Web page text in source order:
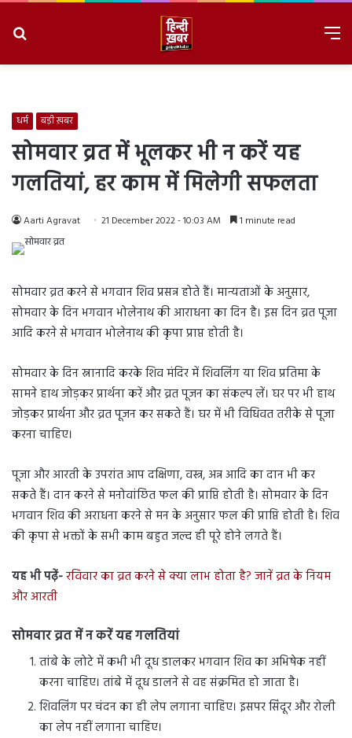
धर्म बड़ी ख़बर
सोमवार व्रत में भूलकर भी न करें यह
गलतियां, हर काम में मिलेगी सफलता
Aarti Agravat 21 December 2022 - 10:03 AM 1 minute read
सोमवार व्रत करने से भगवान शिव प्रसन्न होते हैं। मान्यताओं के अनुसार,
सोमवार के दिन भगवान भोलेनाथ की आराधना का दिन है। इस दिन व्रत पूजा
आदि करने से भगवान भोलेनाथ की कृपा प्राप्त होती है।
सोमवार के दिन स्नानादि करके शिव मंदिर में शिवलिंग या शिव प्रतिमा के
सामने हाथ जोड़कर प्रार्थना करें और व्रत पूजन का संकल्प लें। घर पर भी हाथ
जोड़कर प्रार्थना और व्रत पूजन कर सकते हैं। घर में भी विधिवत तरीके से पूजा
करना चाहिए।
पूजा और आरती के उपरांत आप दक्षिणा, वस्त्र, अन्न आदि का दान भी कर
सकते हैं। दान करने से मनोवांछित फल की प्राप्ति होती है। सोमवार के दिन
भगवान शिव की अराधना करने से मन के अनुसार फल की प्राप्ति होती है। शिव
की कृपा से भक्तों के सभी काम बहुत जल्द ही पूरे होने लगते हैं।
यह भी पढ़ें-रविवार का व्रत करने से क्या लाभ होता है? जानें व्रत के नियम
और आरती
सोमवार व्रत में न करें यह गलतियां
तांबे के लोटे में कभी भी दूध डालकर भगवान शिव का अभिषेक नहीं
करना चाहिए। तांबे में दूध डालने से वह संक्रमित हो जाता है।
शिवलिंग पर चंदन का ही लेप लगाना चाहिए। इसपर सिंदूर और रोली
का लेप नहीं लगाना चाहिए।